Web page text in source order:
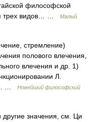
философской
трех видов… …
Малый
стремление)
полового влечения,
влечения и др. 1)
Л.
…
Новейший философский
значения, см. Ци